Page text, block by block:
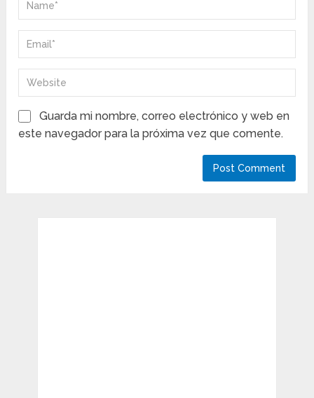
Guarda mi nombre, correo electrónico y web en
este navegador para la próxima vez que comente.